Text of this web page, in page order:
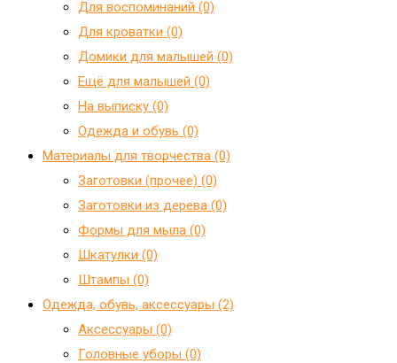
Для воспоминаний (0)
Для кроватки (0)
Домики для малышей (0)
Ещё для малышей (0)
На выписку (0)
Одежда и обувь (0)
Материалы для творчества (0)
Заготовки (прочее) (0)
Заготовки из дерева (0)
Формы для мыла (0)
Шкатулки (0)
Штампы (0)
Одежда, обувь, аксессуары (2)
Аксессуары (0)
Головные уборы (0)